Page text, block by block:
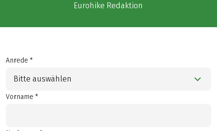
Eurohike Redaktion
Anrede *
Bitte auswählen
Vorname *